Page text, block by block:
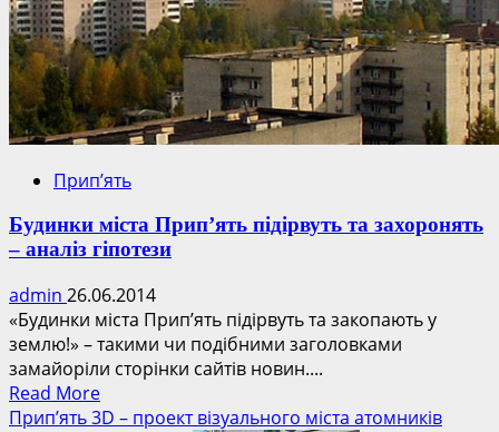
Прип’ять
Будинки міста Прип’ять підірвуть та захоронять
– аналіз гіпотези
admin 26.06.2014
«Будинки міста Прип’ять підірвуть та закопають у
землю!» – такими чи подібними заголовками
замайоріли сторінки сайтів новин....
Read MoreRead
more
Прип’ять 3D – проект візуального міста атомників